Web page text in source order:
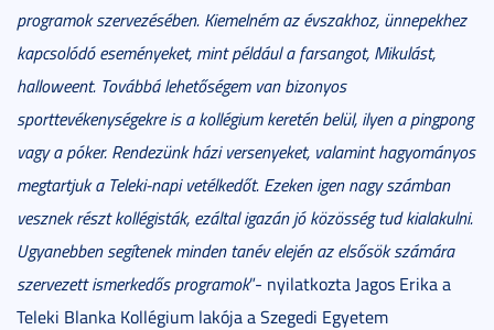
programok szervezésében. Kiemelném az évszakhoz, ünnepekhez
kapcsolódó eseményeket, mint például a farsangot, Mikulást,
halloweent. Továbbá lehetőségem van bizonyos
sporttevékenységekre is a kollégium keretén belül, ilyen a pingpong
vagy a póker. Rendezünk házi versenyeket, valamint hagyományos
megtartjuk a Teleki-napi vetélkedőt. Ezeken igen nagy számban
vesznek részt kollégisták, ezáltal igazán jó közösség tud kialakulni.
Ugyanebben segítenek minden tanév elején az elsősök számára
szervezett ismerkedős programok”- nyilatkozta Jagos Erika a
Teleki Blanka Kollégium lakója a Szegedi Egyetem